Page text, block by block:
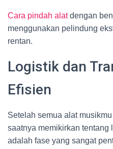
Cara pindah alatdengan
menggunakan pelindung
rentan.
Logistik dan
Efisien
Setelah semua alat
saatnya memikirkan tentang
adalah fase yang sangat